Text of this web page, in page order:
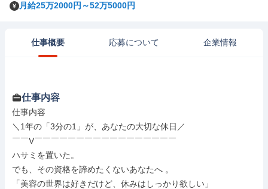
月給25万2000円～52万5000円
仕事概要 応募について 企業情報
仕事内容
仕事内容
＼1年の「3分の1」が、あなたの大切な休日／
￣￣V￣￣￣￣￣￣￣￣￣￣￣￣￣￣￣￣￣
ハサミを置いた。
でも、その資格を諦めたくないあなたへ 。
「美容の世界は好きだけど、休みはしっかり欲しい」